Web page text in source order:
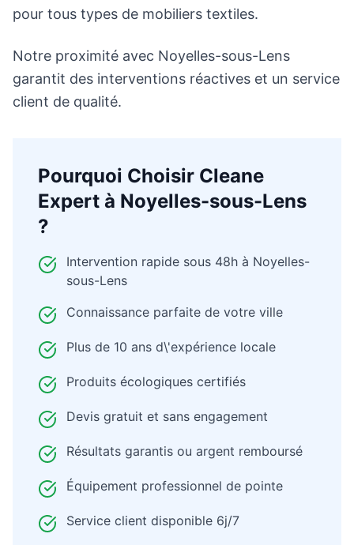
pour tous types de mobiliers textiles.
Notre proximité avec Noyelles-sous-Lens
garantit des interventions réactives et un service
client de qualité.
Pourquoi Choisir Cleane
Expert à Noyelles-sous-Lens
?
Intervention rapide sous 48h à Noyelles-
sous-Lens
Connaissance parfaite de votre ville
Plus de 10 ans d\'expérience locale
Produits écologiques certifiés
Devis gratuit et sans engagement
Résultats garantis ou argent remboursé
Équipement professionnel de pointe
Service client disponible 6j/7